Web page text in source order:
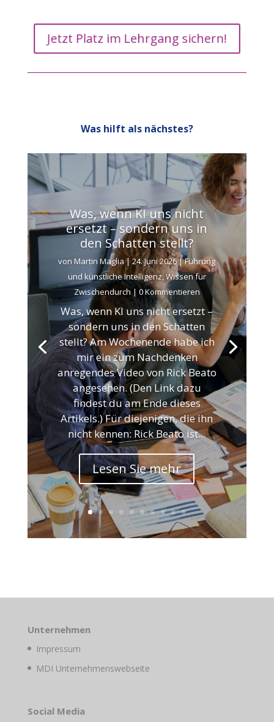
Jetzt Platz im Lehrgang sichern!
Was hilft als nächstes?
Was, wenn KI uns nicht
ersetzt – sondern uns in
den Schatten stellt?
von Martin Maglia|24. Juni 2026|Führung
und künstliche Intelligenz,Wissen für
Zwischendurch | 0 Kommentieren
Was, wenn KI uns nicht ersetzt –
sondern uns in den Schatten
stellt? Am Wochenende habe ich
mir ein zum Nachdenken
anregendes Video von Rick Beato
angesehen. (Den Link dazu
findest du am Ende dieses
Artikels.) Für diejenigen, die ihn
nicht kennen: Rick Beato ist...
Lesen Sie mehr
Unternehmen
Impressum
MDI Unternehmenswebseite
Social Media